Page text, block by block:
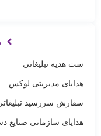
ست هدیه تبلیغاتی
هدایای مدیریتی لوکس
سفارش سررسید
هدایای سازمانی صنایع